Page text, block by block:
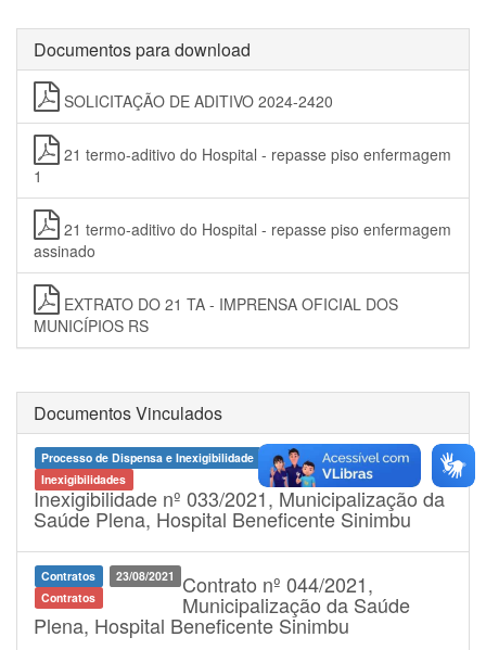
Documentos para download
SOLICITAÇÃO DE ADITIVO 2024-2420
21 termo-aditivo do Hospital - repasse piso enfermagem
1
21 termo-aditivo do Hospital - repasse piso enfermagem
assinado
EXTRATO DO 21 TA - IMPRENSA OFICIAL DOS
MUNICÍPIOS RS
Documentos Vinculados
Processo de Dispensa e Inexigibilidade
19/08/2021
Inexigibilidades
Inexigibilidade nº 033/2021, Municipalização da
Saúde Plena, Hospital Beneficente Sinimbu
Contratos
23/08/2021
Contratos
Contrato nº 044/2021,
Municipalização da Saúde
Plena, Hospital Beneficente Sinimbu